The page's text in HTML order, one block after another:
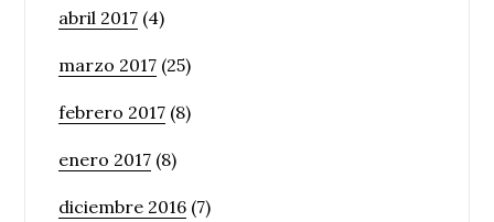
abril 2017 (4)
marzo 2017 (25)
febrero 2017 (8)
enero 2017 (8)
diciembre 2016 (7)